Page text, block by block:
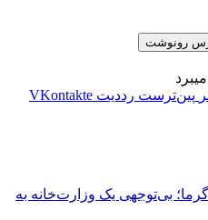
رونوشت
‫پین‌ترست ‫رددیت ‫VKontakte